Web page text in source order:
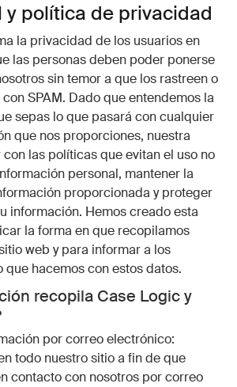
y política de privacidad
la privacidad de los usuarios en
las personas deben poder ponerse
sin temor a que los rastreen o
SPAM. Dado que entendemos la
sepas lo que pasará con cualquier
que nos proporciones, nuestra
las políticas que evitan el uso no
personal, mantener la
proporcionada y proteger
información. Hemos creado esta
la forma en que recopilamos
web y para informar a los
que hacemos con estos datos.
recopila Case Logic y
por correo electrónico:
todo nuestro sitio a fin de que
contacto con nosotros por correo